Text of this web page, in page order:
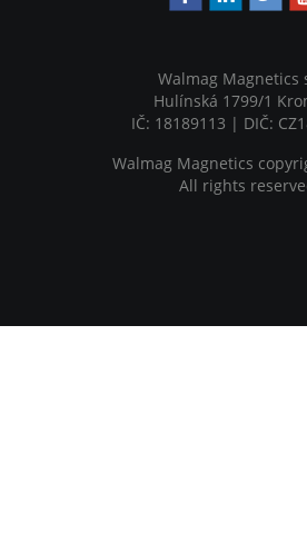
Walmag Magnetics
Hulínská 1799/1
IČ: 18189113 | DIČ:
Walmag Magnetics
All rights